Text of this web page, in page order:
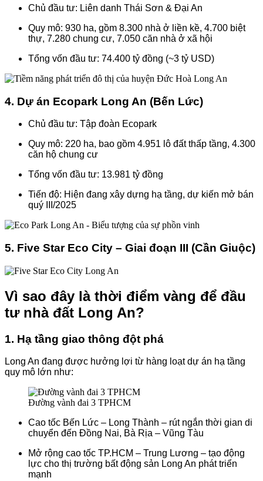
Chủ đầu tư: Liên danh Thái Sơn & Đại An
Quy mô: 930 ha, gồm 8.300 nhà ở liền kề, 4.700 biệt
thự, 7.280 chung cư, 7.050 căn nhà ở xã hội
Tổng vốn đầu tư: 74.400 tỷ đồng (~3 tỷ USD)
4. Dự án Ecopark Long An (Bến Lức)
Chủ đầu tư: Tập đoàn Ecopark
Quy mô: 220 ha, bao gồm 4.951 lô đất thấp tầng, 4.300
căn hộ chung cư
Tổng vốn đầu tư: 13.981 tỷ đồng
Tiến độ: Hiện đang xây dựng hạ tầng, dự kiến mở bán
quý III/2025
5. Five Star Eco City – Giai đoạn III (Cần Giuộc)
Vì sao đây là thời điểm vàng để đầu
tư nhà đất Long An?
1. Hạ tầng giao thông đột phá
Long An đang được hưởng lợi từ hàng loạt dự án hạ tầng
quy mô lớn như:
Đường vành đai 3 TPHCM
Cao tốc Bến Lức – Long Thành – rút ngắn thời gian di
chuyển đến Đồng Nai, Bà Rịa – Vũng Tàu
Mở rộng cao tốc TP.HCM – Trung Lương – tạo động
lực cho thị trường bất động sản Long An phát triển
mạnh